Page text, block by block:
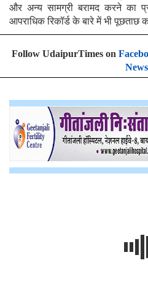
और अन्य सामग्री बरामद करने का
आपराधिक रिकॉर्ड के बारे में भी पूछताछ
Follow UdaipurTimes on
News